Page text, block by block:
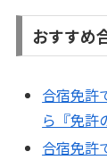
おすすめ
合宿免許
ら『免許
合宿免許